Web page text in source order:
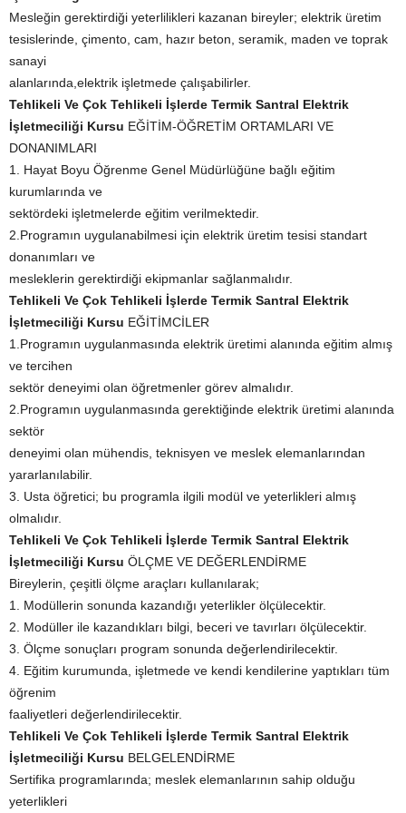
Mesleğin gerektirdiği yeterlilikleri kazanan bireyler; elektrik üretim
tesislerinde, çimento, cam, hazır beton, seramik, maden ve toprak
sanayi
alanlarında,elektrik işletmede çalışabilirler.
Tehlikeli Ve Çok Tehlikeli İşlerde Termik Santral Elektrik
İşletmeciliği Kursu EĞİTİM-ÖĞRETİM ORTAMLARI VE
DONANIMLARI
1. Hayat Boyu Öğrenme Genel Müdürlüğüne bağlı eğitim
kurumlarında ve
sektördeki işletmelerde eğitim verilmektedir.
2.Programın uygulanabilmesi için elektrik üretim tesisi standart
donanımları ve
mesleklerin gerektirdiği ekipmanlar sağlanmalıdır.
Tehlikeli Ve Çok Tehlikeli İşlerde Termik Santral Elektrik
İşletmeciliği Kursu EĞİTİMCİLER
1.Programın uygulanmasında elektrik üretimi alanında eğitim almış
ve tercihen
sektör deneyimi olan öğretmenler görev almalıdır.
2.Programın uygulanmasında gerektiğinde elektrik üretimi alanında
sektör
deneyimi olan mühendis, teknisyen ve meslek elemanlarından
yararlanılabilir.
3. Usta öğretici; bu programla ilgili modül ve yeterlikleri almış
olmalıdır.
Tehlikeli Ve Çok Tehlikeli İşlerde Termik Santral Elektrik
İşletmeciliği Kursu ÖLÇME VE DEĞERLENDİRME
Bireylerin, çeşitli ölçme araçları kullanılarak;
1. Modüllerin sonunda kazandığı yeterlikler ölçülecektir.
2. Modüller ile kazandıkları bilgi, beceri ve tavırları ölçülecektir.
3. Ölçme sonuçları program sonunda değerlendirilecektir.
4. Eğitim kurumunda, işletmede ve kendi kendilerine yaptıkları tüm
öğrenim
faaliyetleri değerlendirilecektir.
Tehlikeli Ve Çok Tehlikeli İşlerde Termik Santral Elektrik
İşletmeciliği Kursu BELGELENDİRME
Sertifika programlarında; meslek elemanlarının sahip olduğu
yeterlikleri